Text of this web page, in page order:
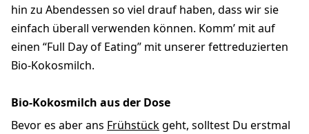
hin zu Abendessen so viel drauf haben, dass wir sie
einfach überall verwenden können. Komm’ mit auf
einen “Full Day of Eating” mit unserer fettreduzierten
Bio-Kokosmilch.
Bio-Kokosmilch aus der Dose
Bevor es aber ans Frühstückgeht, solltest Du erstmal